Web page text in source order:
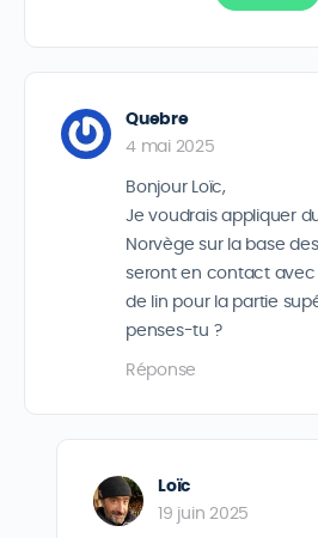
Quebre
4 mai 2025
Bonjour Loïc,
Je voudrais appliquer
Norvège sur la base
seront en contact avec
de lin pour la partie
penses-tu ?
Réponse
Loïc
19 juin 2025